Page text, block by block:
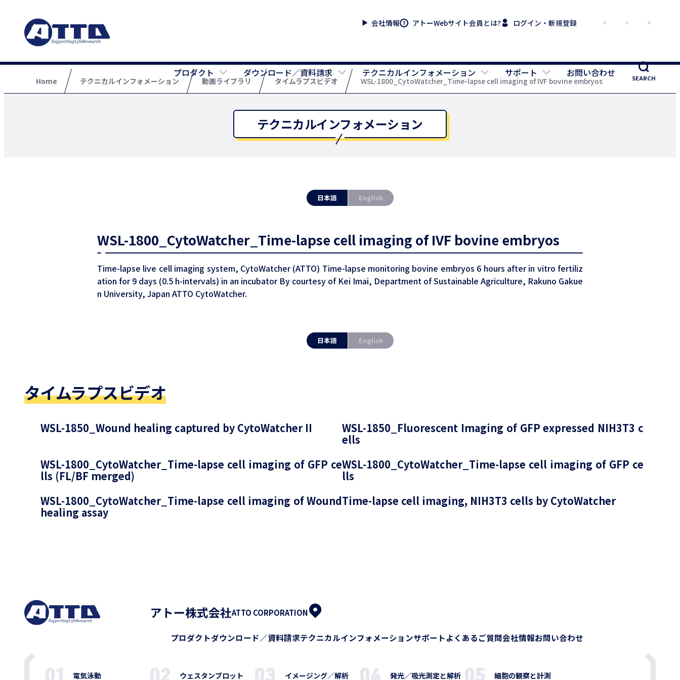
会社情報 アトーWebサイト会員とは? ログイン・新規登録
プロダクト ダウンロード／資料請求 テクニカルインフォメーション サポート お問い合わせ SEARCH
Home テクニカルインフォメーション 動画ライブラリ タイムラプスビデオ WSL-1800_CytoWatcher_Time-lapse cell imaging of IVF bovine embryos
テクニカルインフォメーション
日本語 English
WSL-1800_CytoWatcher_Time-lapse cell imaging of IVF bovine embryos
Time-lapse live cell imaging system, CytoWatcher (ATTO) Time-lapse monitoring bovine embryos 6 hours after in vitro fertiliz
ation for 9 days (0.5 h-intervals) in an incubator By courtesy of Kei Imai, Department of Sustainable Agriculture, Rakuno Gakue
n University, Japan ATTO CytoWatcher.
日本語 English
タイムラプスビデオ
WSL-1850_Wound healing captured by CytoWatcher II WSL-1850_Fluorescent Imaging of GFP expressed NIH3T3 c
ells
WSL-1800_CytoWatcher_Time-lapse cell imaging of GFP ce
lls (FL/BF merged)
WSL-1800_CytoWatcher_Time-lapse cell imaging of GFP ce
lls
WSL-1800_CytoWatcher_Time-lapse cell imaging of Wound
healing assay
Time-lapse cell imaging, NIH3T3 cells by CytoWatcher
アトー株式会社ATTO CORPORATION
プロダクトダウンロード／資料請求テクニカルインフォメーションサポートよくあるご質問会社情報お問い合わせ
電気泳動 ウェスタンブロット イメージング／解析 発光／吸光測定と解析 細胞の観察と計測